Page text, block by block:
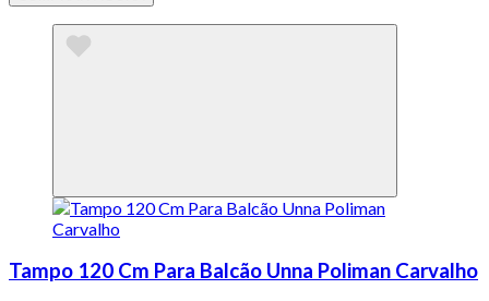
Tampo 120 Cm Para Balcão Unna Poliman Carvalho